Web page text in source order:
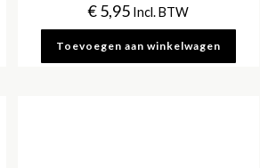
€5,95 Incl. BTW
Toevoegen aan winkelwagen